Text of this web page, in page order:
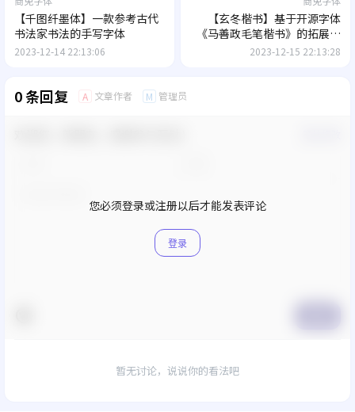
【千图纤墨体】一款参考古代
书法家书法的手写字体
2023-12-14 22:13:06
【玄冬楷书】基于开源字体
《马善政毛笔楷书》的拓展字
体
2023-12-15 22:13:28
0 条回复 A 文章作者 M 管理员
您必须登录或注册以后才能发表评论
登录
暂无讨论，说说你的看法吧